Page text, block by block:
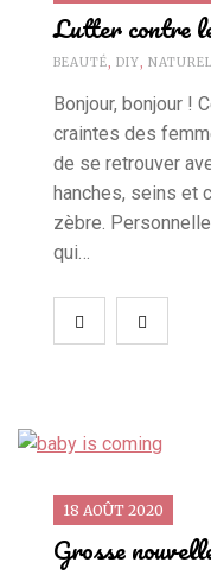
Lutter contre
BEAUTÉ, DIY,
Bonjour, bonjour !
craintes des
de se retrouver
hanches, seins et
zèbre.
qui…
18 AOÛT 2020
Grosse